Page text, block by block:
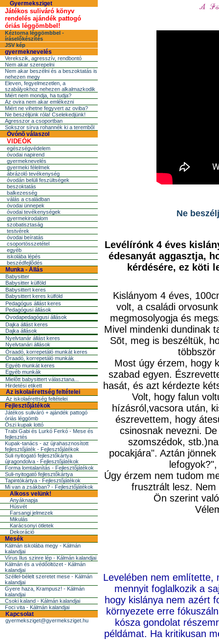
Gyermeksziget
Játékos suliváró könyv
rendelés ajándék pattogó
óriás léggömbbel!
Kéztorna léggömbbel -
íráselőkészítés
JSV kép
gyermeknevelés
Verekszik, agresszív, rendbontó
Nem akar szerepelni
Nem akar beszélni és a beszoktatás is
nehezen megy
Eleven, fegyelmezetlen, a
szabályokhoz nehezen alkalmazkodik
Miért nem mondja, ha tudja?
Az ovira nem akar emlékezni
Miért ne vihetne fegyvert az oviba?
Ne beszéljünk róla! Cselekedjünk!
Agresszor a csoportban
Sokszor sírva rohannék ki a terembõl
Óvónõ válaszol
VIDEÓK
egészségvédelem
óvodai napirend
gyermeknevelés
gyermeki félelmek
ábrázoló tevékenység
óvodán belüli feszültségek
beszoktatás
balkezesség
válás a családban
óvodai ünnepek
óvodai tevékenységek
gyermekirodalom
szobatisztaság
testvérek
óvodai beíratás
csoportösszetétel
egyéb
iskolába lépés
beszédfejlõdés
Munka - Állás
Babysitter
Babysitter külföld
Babysittert keres
Babysittert keres külföld
Pedagógus állást keres
Pedagógusi állások
Óvodapedagógusi állások
Dajka állást keres
Dajka állások
Nyelvtanár állást keres
Nyelvtanári állások
Óraadó, korrepetáló munkát keres
Óraadó, korrepetáló munkák
Egyéb munkát keres
Egyéb munkák
Mielõtt babysittert választana...
Hirdetési etikett
Az iskolaérettség feltételei
Az iskolaérettség feltételei
Fejlesztőjátékok
Játékos suliváró + ajándék pattogó
óriás léggömb
Őszi kupak lottó
Trabi Gabi és Lurkó Ferkó - Mese és
fejlesztés
Kupak-tanács - az újrahasznosított
fejlesztőjáték - Fejlesztőjátékok
Suli nyitogató fejlesztőkártya
újragondolva - Fejlesztőjátékok
Forma lomtalanítás - Fejlesztőjátékok
Suli-nyitogató fejlesztőkártya
Tapintókártya - Fejlesztőjátékok
Mi van a zsákban? - Fejlesztőjátékok
Alkoss velünk!
Anyáknapja
Húsvét
Farsangi jelmezek
Mikulás
Karácsonyi ötletek
Dekoráció
Mesék
Kálmán iskolába megy - Kálmán
kalandjai
Vírus Ilus szinre lép - Kálmán kalandjai
Kálmán és a védőöltözet - Kálmán
kalandjai
Széllel-bélelt szeretet mese - Kálmán
kalandjai
Gyere haza, Krampusz! - Kálmán
kalandjai
Csoki kaland - Kálmán kalandjai
Foci vita - Kálmán kalandjai
Kapcsolat
gyermeksziget@gyermeksziget.hu
Ne
Levélírónk 4 éves
édesanyát aggasztja,
kérdésére, ez köti
Kislányom 4 éves,
volt, a családi
megmosolyogja és
Mivel mindenki dundinak
Sõt, meg is beszéltük,
többször
Most úgy érzem, hogy
szabad egyen.
hasát, és azt kérdezte
Volt, hogy falun
hízásról,vacsora után,
észrevettem, hogy
csinosnak nevezni.
szomszédok,
pocakjára". Aztán
Úgy érzem nem tudom
frusztrált lesz.
Ön szerint
Levelében nem említette,
mennyit foglalkozik a
hogy kislánya nem azért
környezete erre
kósza gondolat
példámat. Ha kritikusan